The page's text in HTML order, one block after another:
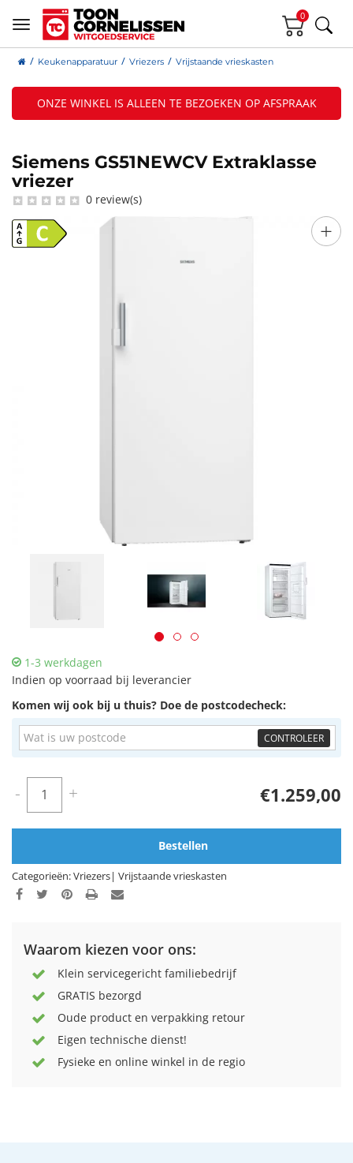
0
Keukenapparatuur Vriezers Vrijstaande vrieskasten
ONZE WINKEL IS ALLEEN TE BEZOEKEN OP AFSPRAAK
Siemens GS51NEWCV Extraklasse
vriezer
0 review(s)
+
1-3 werkdagen
Indien op voorraad bij leverancier
Komen wij ook bij u thuis? Doe de postcodecheck:
CONTROLEER
€1.259,00
- +
Bestellen
Categorieën:Vriezers| Vrijstaande vrieskasten
Waarom kiezen voor ons:
Klein servicegericht familiebedrijf
GRATIS bezorgd
Oude product en verpakking retour
Eigen technische dienst!
Fysieke en online winkel in de regio